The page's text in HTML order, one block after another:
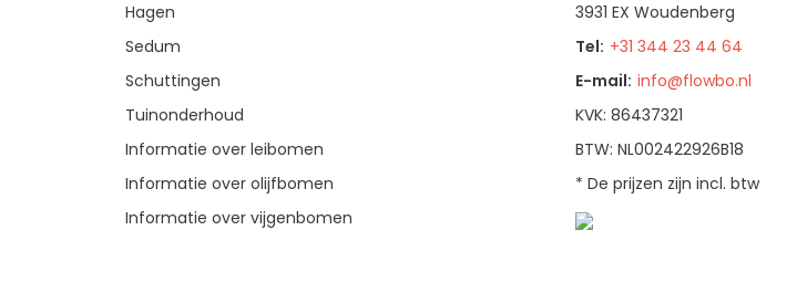
Hagen
Sedum
Schuttingen
Tuinonderhoud
Informatie over leibomen
Informatie over olijfbomen
Informatie over vijgenbomen
3931 EX Woudenberg
Tel: +31 344 23 44 64
E-mail: info@flowbo.nl
KVK: 86437321
BTW: NL002422926B18
* De prijzen zijn incl. btw